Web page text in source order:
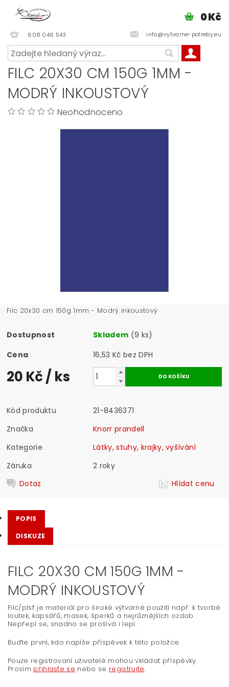
608 046 543 info@vytvarne-potreby.eu
0 Kč
FILC 20X30 CM 150G 1MM -
MODRÝ INKOUSTOVÝ
Neohodnoceno
Filc 20x30 cm 150g 1mm - Modrý inkoustový
Dostupnost Skladem (9 ks)
Cena
16,53 Kč bez DPH
20 Kč/ ks
Kód produktu
21-8436371
Značka
Knorr prandell
Kategorie
Látky, stuhy, krajky, vyšívání
Záruka
2 roky
Dotaz
Hlídat cenu
POPIS
DISKUZE
FILC 20X30 CM 150G 1MM -
MODRÝ INKOUSTOVÝ
Filc/plsť je materiál pro široké výtvarné použití např. k tvorbě
loutek, kapsářů, masek, šperků a nejrůznějších ozdob.
Nepřepí se, snadno se prošívá i lepí.
Buďte první, kdo napíše příspěvek k této položce.
Pouze registrovaní uživatelé mohou vkládat příspěvky.
Prosím přihlaste se nebo se registrujte.